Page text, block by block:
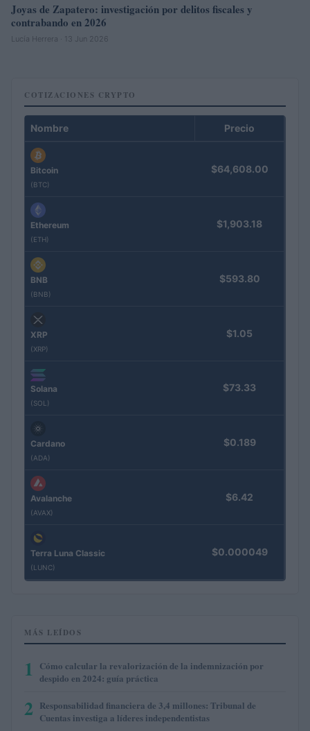
Joyas de Zapatero: investigación por delitos fiscales y
contrabando en 2026
Lucía Herrera · 13 Jun 2026
COTIZACIONES CRYPTO
Nombre Precio
Bitcoin
(BTC)
$64,608.00
Ethereum
(ETH)
$1,903.18
BNB
(BNB)
$593.80
XRP
(XRP)
$1.05
Solana
(SOL)
$73.33
Cardano
(ADA)
$0.189
Avalanche
(AVAX)
$6.42
Terra Luna Classic
(LUNC)
$0.000049
MÁS LEÍDOS
1
Cómo calcular la revalorización de la indemnización por
despido en 2024: guía práctica
2 Responsabilidad financiera de 3,4 millones: Tribunal de
Cuentas investiga a líderes independentistas